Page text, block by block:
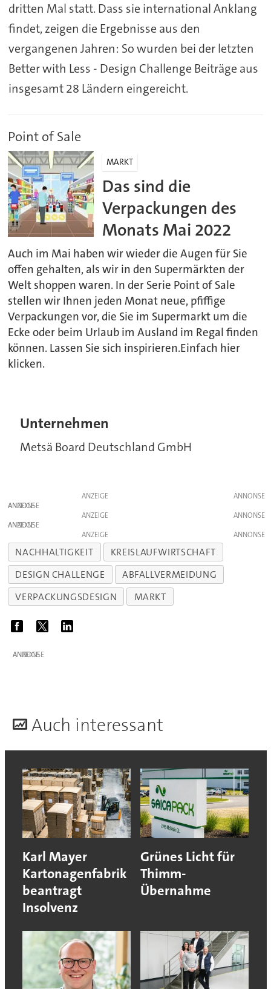
dritten Mal statt. Dass sie international Anklang
findet, zeigen die Ergebnisse aus den
vergangenen Jahren: So wurden bei der letzten
Better with Less - Design Challenge Beiträge aus
insgesamt 28 Ländern eingereicht.
Point of Sale
MARKT
Das sind die
Verpackungen des
Monats Mai 2022
Auch im Mai haben wir wieder die Augen für Sie
offen gehalten, als wir in den Supermärkten der
Welt shoppen waren. In der Serie Point of Sale
stellen wir Ihnen jeden Monat neue, pfiffige
Verpackungen vor, die Sie im Supermarkt um die
Ecke oder beim Urlaub im Ausland im Regal finden
können. Lassen Sie sich inspirieren.Einfach hier
klicken.
Unternehmen
Metsä Board Deutschland GmbH
ANZEIGE
ANZEIGE
ANZEIGE
ANZEIGE
ANZEIGE
NACHHALTIGKEIT
KREISLAUFWIRTSCHAFT
DESIGN CHALLENGE
ABFALLVERMEIDUNG
VERPACKUNGSDESIGN
MARKT
ANZEIGE
Auch interessant
Karl Mayer
Kartonagenfabrik
beantragt
Insolvenz
Grünes Licht für
Thimm-
Übernahme